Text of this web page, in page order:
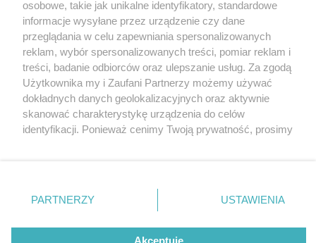
3 / 5
Basen Zadole Katowice 4
Nie zapomnij
zapoznać się z:
polityką prywatności regulamin korzystania z portali
Twojemiasto
Piekary Śląskie
Chorzów
Tarnowskie Góry
Gliwice
Skontakuj sięz nami
Kontakt
Wydawca
Redakcja
osobowe, takie jak unikalne identyfikatory, standardowe
informacje wysyłane przez urządzenie czy dane
przeglądania w celu zapewniania spersonalizowanych
reklam, wybór spersonalizowanych treści, pomiar reklam i
treści, badanie odbiorców oraz ulepszanie usług. Za zgodą
Użytkownika my i Zaufani Partnerzy możemy używać
dokładnych danych geolokalizacyjnych oraz aktywnie
skanować charakterystykę urządzenia do celów
identyfikacji. Ponieważ cenimy Twoją prywatność, prosimy
prywatności znajdujący się w lewym dolnym rogu strony
. Niektóre rodzaje przetwarzania danych nie wymagają
zgody użytkownika, ale masz prawo sprzeciwić się
takiemu przetwarzaniu. Preferencje będą miały
PARTNERZY USTAWIENIA
Akceptuję